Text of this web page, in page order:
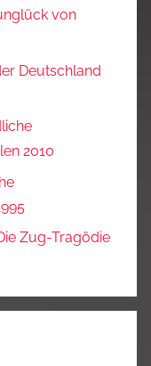
von
Deutschland
2010
Zug-Tragödie